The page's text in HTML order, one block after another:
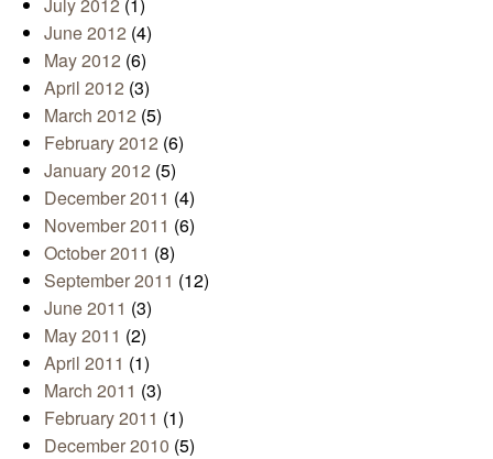
June 2012 (4)
May 2012 (6)
April 2012 (3)
March 2012 (5)
February 2012 (6)
January 2012 (5)
December 2011 (4)
November 2011 (6)
October 2011 (8)
September 2011 (12)
June 2011 (3)
May 2011 (2)
April 2011 (1)
March 2011 (3)
February 2011 (1)
December 2010 (5)